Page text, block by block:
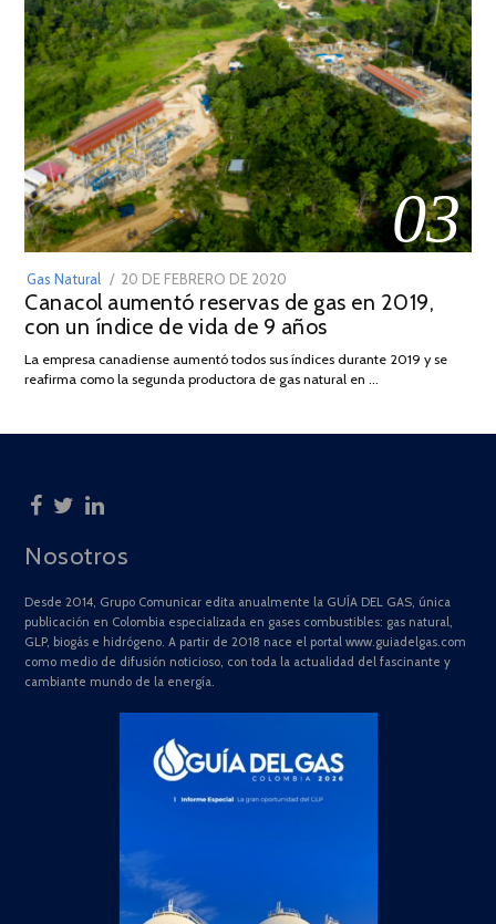
03
Gas Natural
POSTED
ON
20 DE FEBRERO DE 2020
DE
JULIO
2025
Canacol aumentó reservas de gas en 2019,
con un índice de vida de 9 años
La empresa canadiense aumentó todos sus índices durante 2019 y se
reafirma como la segunda productora de gas natural en …
Nosotros
Desde 2014, Grupo Comunicar edita anualmente la GUÍA DEL GAS, única
publicación en Colombia especializada en gases combustibles: gas natural,
GLP, biogás e hidrógeno. A partir de 2018 nace el portal www.guiadelgas.com
como medio de difusión noticioso, con toda la actualidad del fascinante y
cambiante mundo de la energía.